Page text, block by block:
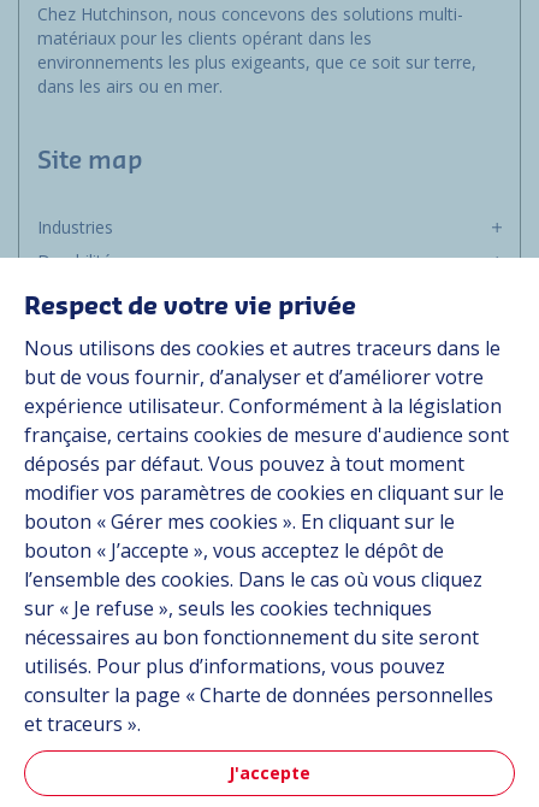
Chez Hutchinson, nous concevons des solutions multi-
matériaux pour les clients opérant dans les
environnements les plus exigeants, que ce soit sur terre,
dans les airs ou en mer.
Site map
Industries
Durabilité
Média
Groupe
Fournisseurs
Documentation
Contact
Follow us
LinkedIn
Instagram
Respect de votre vie privée
Nous utilisons des cookies et autres traceurs dans le
but de vous fournir, d’analyser et d’améliorer votre
expérience utilisateur. Conformément à la législation
française, certains cookies de mesure d'audience sont
déposés par défaut. Vous pouvez à tout moment
modifier vos paramètres de cookies en cliquant sur le
bouton « Gérer mes cookies ». En cliquant sur le
bouton « J’accepte », vous acceptez le dépôt de
l’ensemble des cookies. Dans le cas où vous cliquez
sur « Je refuse », seuls les cookies techniques
nécessaires au bon fonctionnement du site seront
utilisés. Pour plus d’informations, vous pouvez
consulter la page « Charte de données personnelles
et traceurs ».
J'accepte